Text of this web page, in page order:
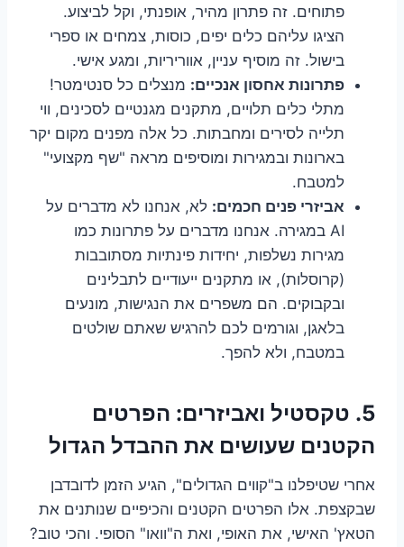
פתוחים. זה פתרון מהיר, אופנתי, וקל לביצוע.
הציגו עליהם כלים יפים, כוסות, צמחים או ספרי
בישול. זה מוסיף עניין, אווריריות, ומגע אישי.
פתרונות אחסון אנכיים: מנצלים כל סנטימטר!
מתלי כלים תלויים, מתקנים מגנטיים לסכינים, ווי
תלייה לסירים ומחבתות. כל אלה מפנים מקום יקר
בארונות ובמגירות ומוסיפים מראה "שף מקצועי"
למטבח.
אביזרי פנים חכמים: לא, אנחנו לא מדברים על
AI במגירה. אנחנו מדברים על פתרונות כמו
מגירות נשלפות, יחידות פינתיות מסתובבות
(קרוסלות), או מתקנים ייעודיים לתבלינים
ובקבוקים. הם משפרים את הנגישות, מונעים
בלאגן, וגורמים לכם להרגיש שאתם שולטים
במטבח, ולא להפך.
5. טקסטיל ואביזרים: הפרטים
הקטנים שעושים את ההבדל הגדול
אחרי שטיפלנו ב"קווים הגדולים", הגיע הזמן לדובדבן
שבקצפת. אלו הפרטים הקטנים והכיפיים שנותנים את
הטאץ' האישי, את האופי, ואת ה"וואו" הסופי. והכי טוב?